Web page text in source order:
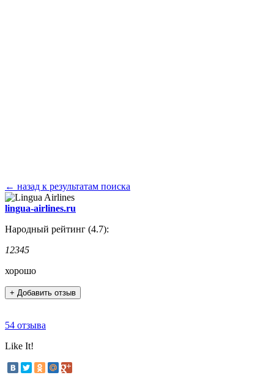
← назад к результатам поиска
lingua-airlines.ru
Народный рейтинг (4.7):
12345
хорошо
+ Добавить отзыв
54 отзыва
Like It!